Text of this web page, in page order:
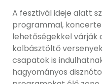
A fesztivál ideje alatt
programmal,
lehetőségekkel várják
kolbásztöltő
csapatok is
hagyományos